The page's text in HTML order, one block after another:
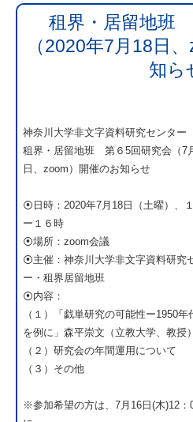
租界・居留地班
（2020年7月18日
知ら
神奈川大学非文字資料研究センター
租界・居留地班 第６5回研究会（7
日、zoom）開催のお知らせ
⦿日時：2020年7月18日（土曜）、
ー１６時
⦿場所：zoom会議
⦿主催：神奈川大学非文字資料研究
ー・租界居留地班
⦿内容：
（１）「戯単研究の可能性ー1950年
を例に」森平崇文（立教大学、教授）
（２）研究会の年間運用について
（３）その他
※参加希望の方は、7月16日(木)12：